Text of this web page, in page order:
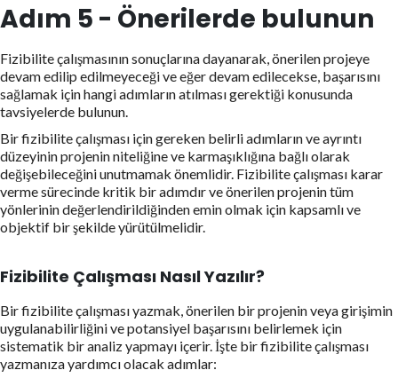
Adım 5 - Önerilerde bulunun
Fizibilite çalışmasının sonuçlarına dayanarak, önerilen projeye
devam edilip edilmeyeceği ve eğer devam edilecekse, başarısını
sağlamak için hangi adımların atılması gerektiği konusunda
tavsiyelerde bulunun.
Bir fizibilite çalışması için gereken belirli adımların ve ayrıntı
düzeyinin projenin niteliğine ve karmaşıklığına bağlı olarak
değişebileceğini unutmamak önemlidir. Fizibilite çalışması karar
verme sürecinde kritik bir adımdır ve önerilen projenin tüm
yönlerinin değerlendirildiğinden emin olmak için kapsamlı ve
objektif bir şekilde yürütülmelidir.
Fizibilite Çalışması Nasıl Yazılır?
Bir fizibilite çalışması yazmak, önerilen bir projenin veya girişimin
uygulanabilirliğini ve potansiyel başarısını belirlemek için
sistematik bir analiz yapmayı içerir. İşte bir fizibilite çalışması
yazmanıza yardımcı olacak adımlar: